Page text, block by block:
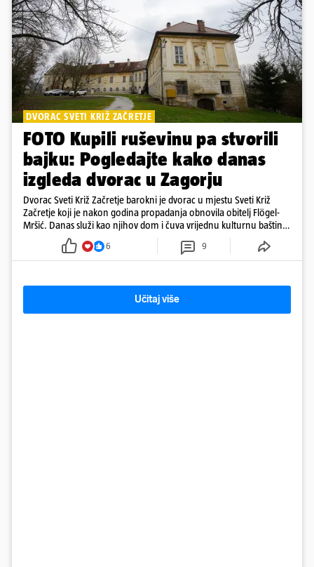
DVORAC SVETI KRIŽ ZAČRETJE
FOTO Kupili ruševinu pa stvorili
bajku: Pogledajte kako danas
izgleda dvorac u Zagorju
Dvorac Sveti Križ Začretje barokni je dvorac u mjestu Sveti Križ
Začretje koji je nakon godina propadanja obnovila obitelj Flögel-
Mršić. Danas služi kao njihov dom i čuva vrijednu kulturnu baštinu
davno zaboravljenog vremena
6 9
Učitaj više